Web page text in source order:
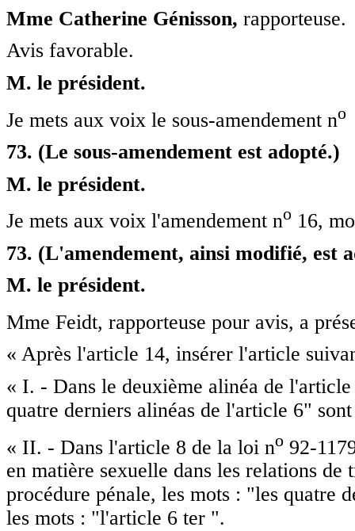
Mme Catherine Génisson, rapporteuse.
Avis favorable.
M. le président.
Je mets aux voix le sous-amendement no
73. (Le sous-amendement est adopté.)
M. le président.
Je mets aux voix l'amendement no 16,
73. (L'amendement, ainsi modifié, est
M. le président.
Mme Feidt, rapporteuse pour avis, a
« Après l'article 14, insérer l'article
« I. - Dans le deuxième alinéa de
quatre derniers alinéas de l'article 6"
« II. - Dans l'article 8 de la loi no 92-
en matière sexuelle dans les relations
procédure pénale, les mots : "les quatre
les mots : "l'article 6 ter ".